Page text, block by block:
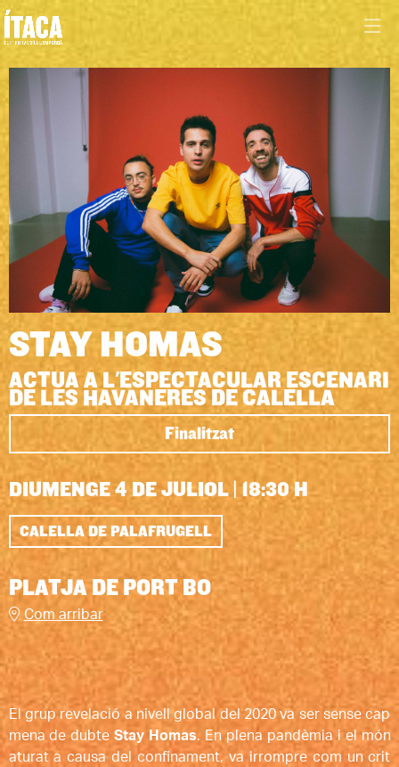
Diapositiva 1 de 1
STAY HOMAS
ACTUA A L'ESPECTACULAR ESCENARI
DE LES HAVANERES DE CALELLA
Finalitzat
DIUMENGE 4 DE JULIOL|18:30 H
CALELLA DE PALAFRUGELL
PLATJA DE PORT BO
Com arribar
El grup revelació a nivell global del 2020 va ser sense cap
mena de dubteStay Homas. En plena pandèmia i el món
aturat a causa del confinament, va irrompre com un crit